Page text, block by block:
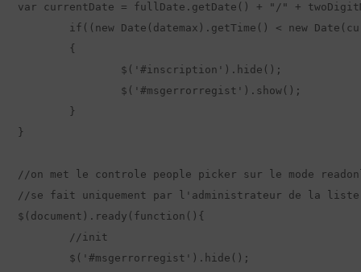
var currentDate = fullDate.getDate() + "/" +
}
//on met le controle people picker sur le mode
//se fait uniquement par l'administrateur de la
$(document).ready(function(){